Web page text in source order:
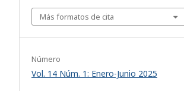
Más formatos de cita
Número
Vol. 14 Núm. 1: Enero-Junio 2025